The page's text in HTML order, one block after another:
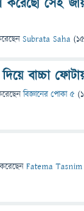
করেছো সেই
Subrata Saha (
বাচ্চা
বিজ্ঞানের পোকা ৫ (
করেছেনFatema Tasnim